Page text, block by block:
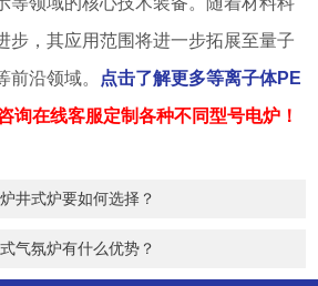
步，其应用范围将进一步拓展至量子
前沿领域。
点击了解更多等离子体PE
询在线客服定制各种不同型号电炉！
井式炉要如何选择？
气氛炉有什么优势？